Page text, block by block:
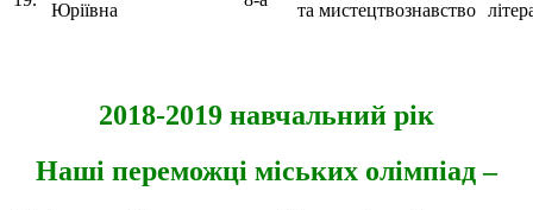
Юріївна та мистецтвознавство
2018-2019 навчальний рік
Наші переможці міських олімпіад –